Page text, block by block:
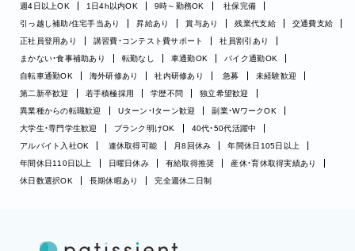
週4日以上OK
1日4h以内OK 9時～勤務OK
社保完備
引っ越し補助/住宅手当あり
昇給あり 賞与あり 残業代支給
交通費支給
正社員登用あり
講習費・コンテスト費サポート
社員割引あり
まかない・食事補助あり
転勤なし 車通勤OK
バイク通勤OK
自転車通勤OK
海外研修あり 社内研修あり 急募
未経験歓迎
第二新卒歓迎
若手積極採用 学歴不問
独立希望歓迎
異業種からの転職歓迎
Uターン・Iターン歓迎
副業・WワークOK
大学生・専門学生歓迎
ブランク明けOK
40代・50代活躍中
アルバイト入社OK
連休取得可能 月8回休み
年間休日105日以上
年間休日110日以上
日曜日休み 有給取得推奨
産休・育休取得実績あり
休日数選択OK
長期休暇あり 完全週休二日制